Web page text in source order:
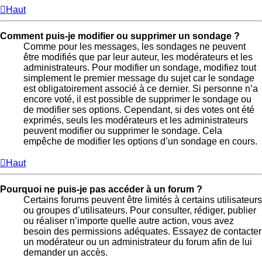
Haut
Comment puis-je modifier ou supprimer un sondage ?
Comme pour les messages, les sondages ne peuvent
être modifiés que par leur auteur, les modérateurs et les
administrateurs. Pour modifier un sondage, modifiez tout
simplement le premier message du sujet car le sondage
est obligatoirement associé à ce dernier. Si personne n’a
encore voté, il est possible de supprimer le sondage ou
de modifier ses options. Cependant, si des votes ont été
exprimés, seuls les modérateurs et les administrateurs
peuvent modifier ou supprimer le sondage. Cela
empêche de modifier les options d’un sondage en cours.
Haut
Pourquoi ne puis-je pas accéder à un forum ?
Certains forums peuvent être limités à certains utilisateurs
ou groupes d’utilisateurs. Pour consulter, rédiger, publier
ou réaliser n’importe quelle autre action, vous avez
besoin des permissions adéquates. Essayez de contacter
un modérateur ou un administrateur du forum afin de lui
demander un accès.